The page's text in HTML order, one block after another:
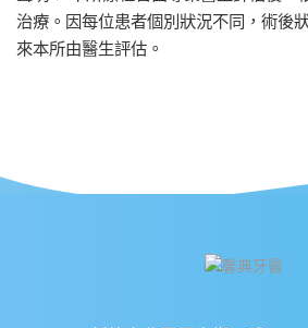
治療。因每位患者個別狀況不同，術後
來本所由醫生評估。